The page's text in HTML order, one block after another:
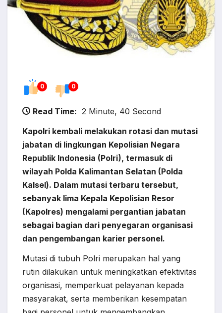
0 0
Read Time: 2 Minute, 40 Second
Kapolri kembali melakukan rotasi dan mutasi
jabatan di lingkungan Kepolisian Negara
Republik Indonesia (Polri), termasuk di
wilayah Polda Kalimantan Selatan (Polda
Kalsel). Dalam mutasi terbaru tersebut,
sebanyak lima Kepala Kepolisian Resor
(Kapolres) mengalami pergantian jabatan
sebagai bagian dari penyegaran organisasi
dan pengembangan karier personel.
Mutasi di tubuh Polri merupakan hal yang
rutin dilakukan untuk meningkatkan efektivitas
organisasi, memperkuat pelayanan kepada
masyarakat, serta memberikan kesempatan